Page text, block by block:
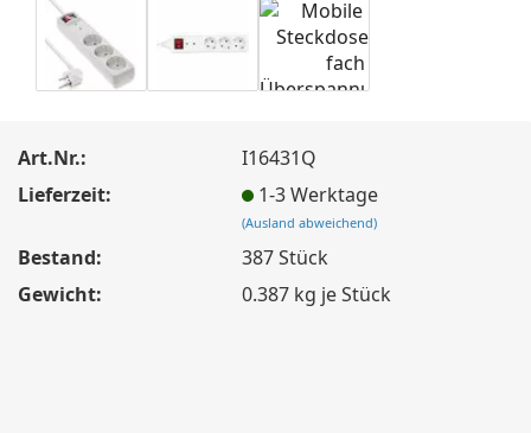
Art.Nr.:
I16431Q
Lieferzeit:
1-3 Werktage
(Ausland abweichend)
Bestand: 387Stück
Gewicht:
0.387 kg je Stück